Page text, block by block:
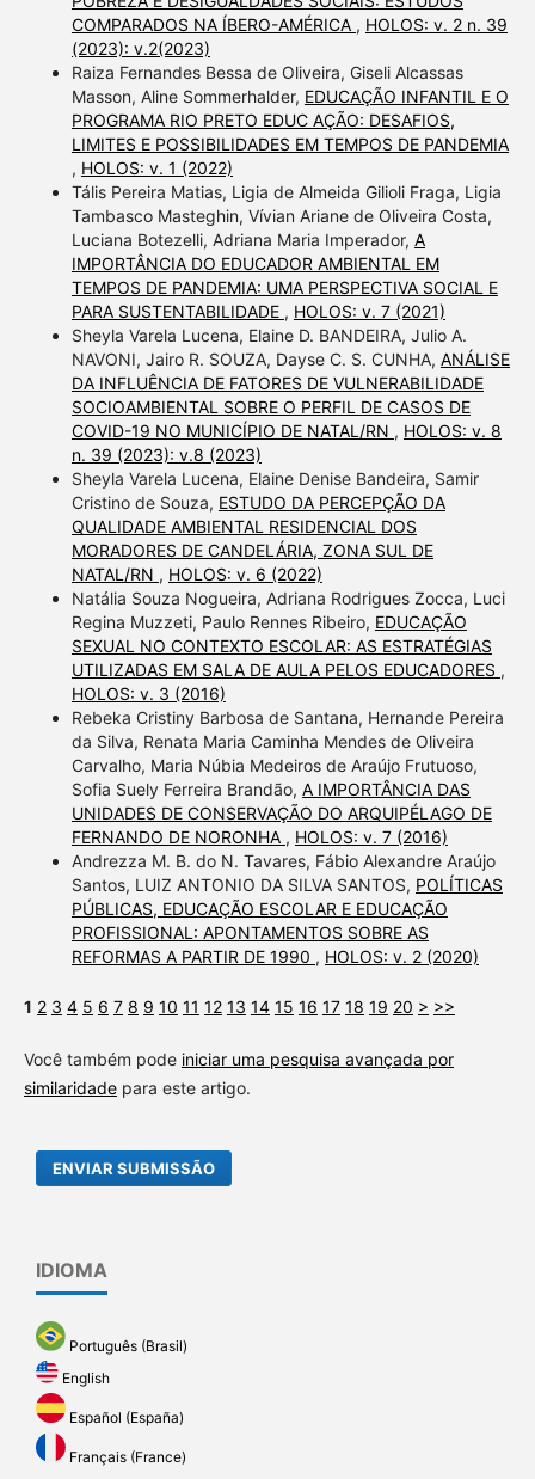
COMPARADOS NA ÍBERO-AMÉRICA , HOLOS: v. 2 n. 39
(2023): v.2(2023)
Raiza Fernandes Bessa de Oliveira, Giseli Alcassas
Masson, Aline Sommerhalder, EDUCAÇÃO INFANTIL E O
PROGRAMA RIO PRETO EDUC AÇÃO: DESAFIOS,
LIMITES E POSSIBILIDADES EM TEMPOS DE PANDEMIA
, HOLOS: v. 1 (2022)
Tális Pereira Matias, Ligia de Almeida Gilioli Fraga, Ligia
Tambasco Masteghin, Vívian Ariane de Oliveira Costa,
Luciana Botezelli, Adriana Maria Imperador, A
IMPORTÂNCIA DO EDUCADOR AMBIENTAL EM
TEMPOS DE PANDEMIA: UMA PERSPECTIVA SOCIAL E
PARA SUSTENTABILIDADE , HOLOS: v. 7 (2021)
Sheyla Varela Lucena, Elaine D. BANDEIRA, Julio A.
NAVONI, Jairo R. SOUZA, Dayse C. S. CUNHA, ANÁLISE
DA INFLUÊNCIA DE FATORES DE VULNERABILIDADE
SOCIOAMBIENTAL SOBRE O PERFIL DE CASOS DE
COVID-19 NO MUNICÍPIO DE NATAL/RN , HOLOS: v. 8
n. 39 (2023): v.8 (2023)
Sheyla Varela Lucena, Elaine Denise Bandeira, Samir
Cristino de Souza, ESTUDO DA PERCEPÇÃO DA
QUALIDADE AMBIENTAL RESIDENCIAL DOS
MORADORES DE CANDELÁRIA, ZONA SUL DE
NATAL/RN , HOLOS: v. 6 (2022)
Natália Souza Nogueira, Adriana Rodrigues Zocca, Luci
Regina Muzzeti, Paulo Rennes Ribeiro, EDUCAÇÃO
SEXUAL NO CONTEXTO ESCOLAR: AS ESTRATÉGIAS
UTILIZADAS EM SALA DE AULA PELOS EDUCADORES ,
HOLOS: v. 3 (2016)
Rebeka Cristiny Barbosa de Santana, Hernande Pereira
da Silva, Renata Maria Caminha Mendes de Oliveira
Carvalho, Maria Núbia Medeiros de Araújo Frutuoso,
Sofia Suely Ferreira Brandão, A IMPORTÂNCIA DAS
UNIDADES DE CONSERVAÇÃO DO ARQUIPÉLAGO DE
FERNANDO DE NORONHA , HOLOS: v. 7 (2016)
Andrezza M. B. do N. Tavares, Fábio Alexandre Araújo
Santos, LUIZ ANTONIO DA SILVA SANTOS, POLÍTICAS
PÚBLICAS, EDUCAÇÃO ESCOLAR E EDUCAÇÃO
PROFISSIONAL: APONTAMENTOS SOBRE AS
REFORMAS A PARTIR DE 1990 , HOLOS: v. 2 (2020)
1 2 3 4 5 6 7 8 9 10 11 12 13 14 15 16 17 18 19 20 > >>
Você também pode iniciar uma pesquisa avançada por
similaridadepara este artigo.
ENVIAR SUBMISSÃO
IDIOMA
Português (Brasil)
English
Español (España)
Français (France)